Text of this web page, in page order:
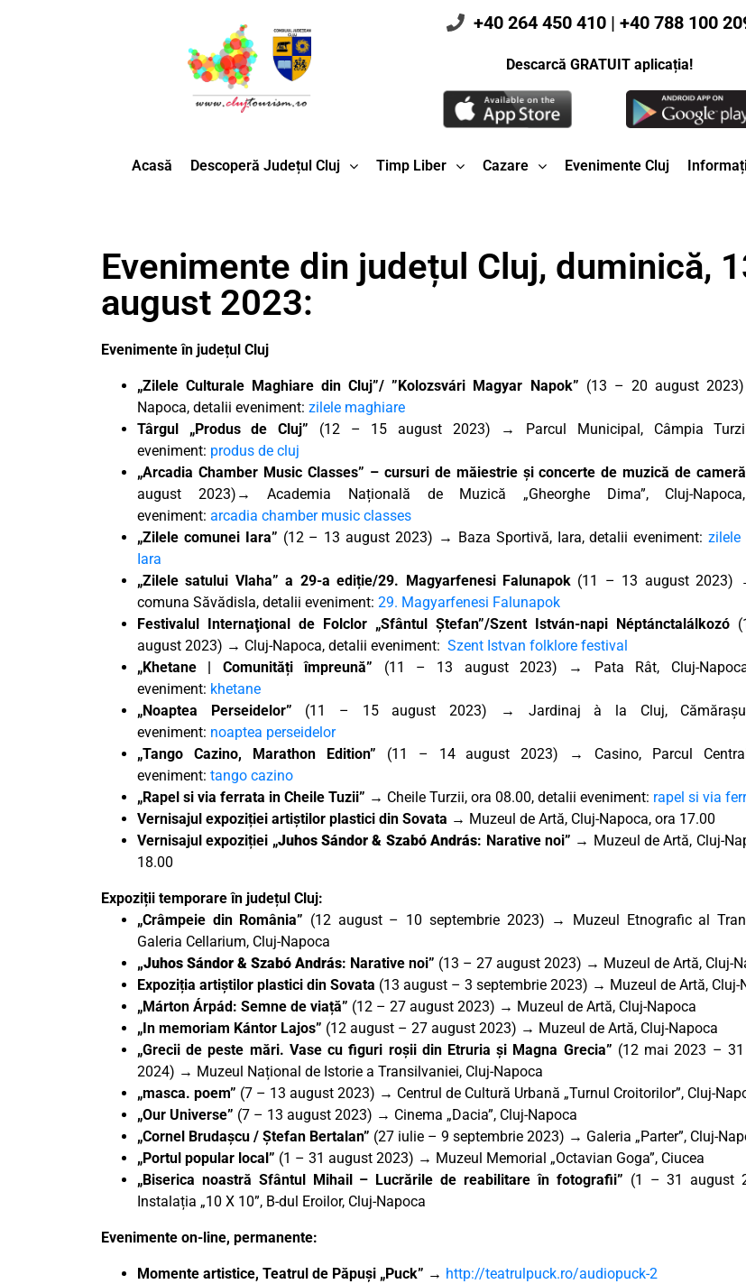
+40 264 450 410 | +40 788 100
Descarcă GRATUIT aplicația!
Acasă Descoperă Județul Cluj Timp Liber Cazare Evenimente Cluj
Evenimente din județul Cluj, duminică,
august 2023:
Evenimente în județul Cluj
„Zilele Culturale Maghiare din Cluj”/ ”Kolozsvári Magyar Napok” (13 – 20 august
Napoca, detalii eveniment: zilele maghiare
Târgul „Produs de Cluj” (12 – 15 august 2023) → Parcul Municipal, Câmpia
eveniment: produs de cluj
„Arcadia Chamber Music Classes” – cursuri de măiestrie și concerte de muzică de cameră
august 2023)→ Academia Națională de Muzică „Gheorghe Dima”, Cluj-
eveniment: arcadia chamber music classes
„Zilele comunei Iara” (12 – 13 august 2023) → Baza Sportivă, Iara, detalii eveniment:zilele
Iara
„Zilele satului Vlaha” a 29-a ediție/29. Magyarfenesi Falunapok (11 – 13 august 2023)
comuna Săvădisla, detalii eveniment: 29. Magyarfenesi Falunapok
Festivalul Internaţional de Folclor „Sfântul Ștefan”/Szent István-napi Néptánctalálkozó
august 2023) → Cluj-Napoca, detalii eveniment: Szent Istvan folklore festival
„Khetane | Comunități împreună” (11 – 13 august 2023) → Pata Rât, Cluj-
eveniment: khetane
„Noaptea Perseidelor” (11 – 15 august 2023) → Jardinaj à la Cluj,
eveniment: noaptea perseidelor
„Tango Cazino, Marathon Edition” (11 – 14 august 2023) → Casino, Parcul
eveniment: tango cazino
„Rapel si via ferrata in Cheile Tuzii” → Cheile Turzii, ora 08.00, detalii eveniment: rapel si via
Vernisajul expoziției artiștilor plastici din Sovata → Muzeul de Artă, Cluj-Napoca, ora 17.00
Vernisajul expoziției „Juhos Sándor & Szabó András: Narative noi” → Muzeul de Artă, Cluj-
18.00
Expoziții temporare în județul Cluj:
„Crâmpeie din România” (12 august – 10 septembrie 2023) → Muzeul Etnografic al
Galeria Cellarium, Cluj-Napoca
„Juhos Sándor & Szabó András: Narative noi” (13 – 27 august 2023) → Muzeul de Artă, Cluj-
Expoziția artiștilor plastici din Sovata (13 august – 3 septembrie 2023) → Muzeul de Artă, Cluj-
„Márton Árpád: Semne de viață” (12 – 27 august 2023) → Muzeul de Artă, Cluj-Napoca
„In memoriam Kántor Lajos” (12 august – 27 august 2023) → Muzeul de Artă, Cluj-Napoca
„Grecii de peste mări. Vase cu figuri roșii din Etruria și Magna Grecia” (12 mai 2023 –
2024) → Muzeul Național de Istorie a Transilvaniei, Cluj-Napoca
„masca. poem” (7 – 13 august 2023) → Centrul de Cultură Urbană „Turnul Croitorilor”, Cluj-
„Our Universe” (7 – 13 august 2023) → Cinema „Dacia”, Cluj-Napoca
„Cornel Brudașcu / Ștefan Bertalan” (27 iulie – 9 septembrie 2023) → Galeria „Parter”, Cluj-
„Portul popular local” (1 – 31 august 2023) → Muzeul Memorial „Octavian Goga”, Ciucea
„Biserica noastră Sfântul Mihail – Lucrările de reabilitare în fotografii” (1 – 31 august
Instalația „10 X 10”, B-dul Eroilor, Cluj-Napoca
Evenimente on-line, permanente:
Momente artistice, Teatrul de Păpuși „Puck” → http://teatrulpuck.ro/audiopuck-2